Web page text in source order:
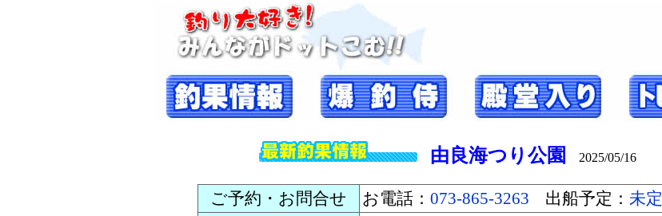
由良海つり公園 2025/05/16
ご予約・お問合せ お電話： 073-865-3263 出船予定： 未定